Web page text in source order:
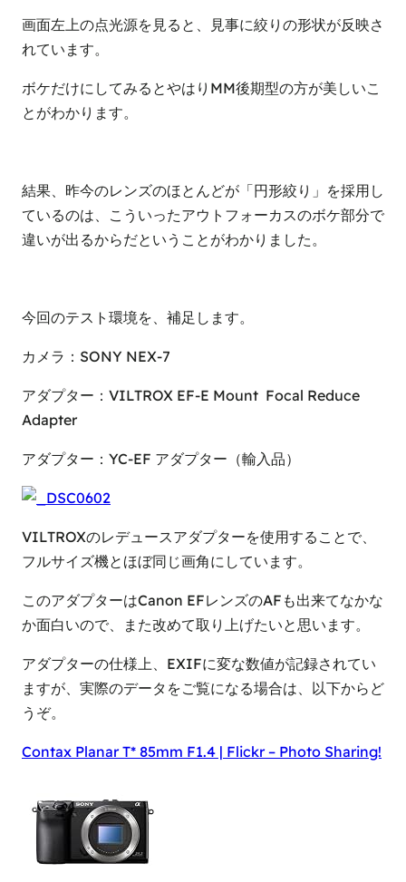
画面左上の点光源を見ると、見事に絞りの形状が反映さ
れています。
ボケだけにしてみるとやはりMM後期型の方が美しいこ
とがわかります。
結果、昨今のレンズのほとんどが「円形絞り」を採用し
ているのは、こういったアウトフォーカスのボケ部分で
違いが出るからだということがわかりました。
今回のテスト環境を、補足します。
カメラ：SONY NEX-7
アダプター：VILTROX EF-E Mount Focal Reduce
Adapter
アダプター：YC-EF アダプター（輸入品）
VILTROXのレデュースアダプターを使用することで、
フルサイズ機とほぼ同じ画角にしています。
このアダプターはCanon EFレンズのAFも出来てなかな
か面白いので、また改めて取り上げたいと思います。
アダプターの仕様上、EXIFに変な数値が記録されてい
ますが、実際のデータをご覧になる場合は、以下からど
うぞ。
Contax Planar T* 85mm F1.4 | Flickr – Photo Sharing!